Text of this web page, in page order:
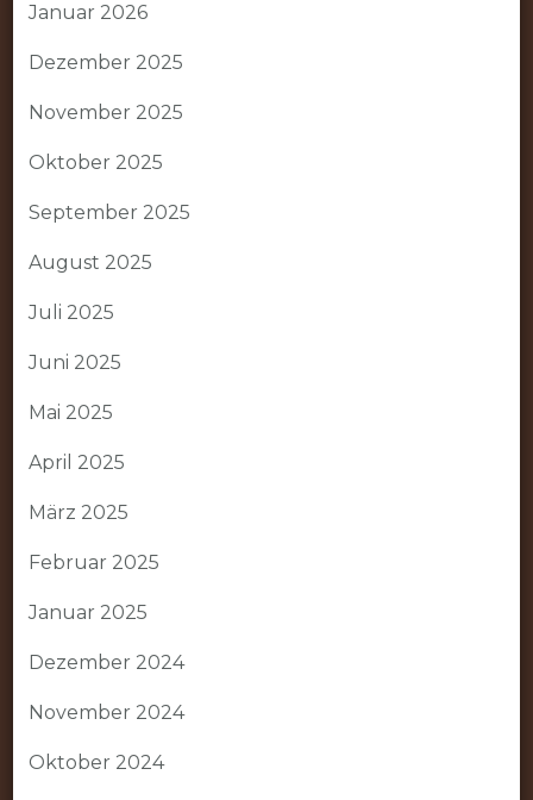
Januar 2026
Dezember 2025
November 2025
Oktober 2025
September 2025
August 2025
Juli 2025
Juni 2025
Mai 2025
April 2025
März 2025
Februar 2025
Januar 2025
Dezember 2024
November 2024
Oktober 2024